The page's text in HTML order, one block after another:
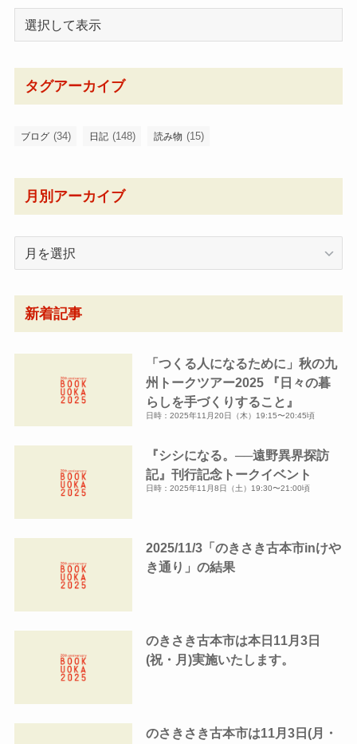
タグアーカイブ
ブログ (34) 日記 (148) 読み物 (15)
月別アーカイブ
ー
カ
新着記事
「つくる人になるために」秋の九
州トークツアー2025 『日々の暮
らしを手づくりすること』
日時：2025年11月20日（木）19:15〜20:45頃
『シシになる。──遠野異界探訪
記』刊行記念トークイベント
日時：2025年11月8日（土）19:30〜21:00頃
2025/11/3「のきさき古本市inけや
き通り」の結果
のきさき古本市は本日11月3日
(祝・月)実施いたします。
のさきさき古本市は11月3日(月・